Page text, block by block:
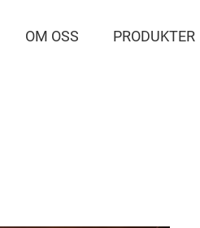
OM OSS PRODUKTER